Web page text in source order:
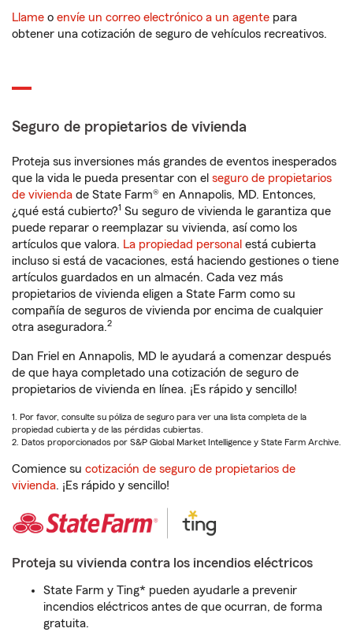
Llame o envíe un correo electrónico a un agente para
obtener una cotización de seguro de vehículos recreativos.
Seguro de propietarios de vivienda
Proteja sus inversiones más grandes de eventos inesperados
que la vida le pueda presentar con el seguro de propietarios
de vivienda de State Farm® en Annapolis, MD. Entonces,
¿qué está cubierto?1 Su seguro de vivienda le garantiza que
puede reparar o reemplazar su vivienda, así como los
artículos que valora. La propiedad personal está cubierta
incluso si está de vacaciones, está haciendo gestiones o tiene
artículos guardados en un almacén. Cada vez más
propietarios de vivienda eligen a State Farm como su
compañía de seguros de vivienda por encima de cualquier
otra aseguradora.2
Dan Friel en Annapolis, MD le ayudará a comenzar después
de que haya completado una cotización de seguro de
propietarios de vivienda en línea. ¡Es rápido y sencillo!
1. Por favor, consulte su póliza de seguro para ver una lista completa de la
propiedad cubierta y de las pérdidas cubiertas.
2. Datos proporcionados por S&P Global Market Intelligence y State Farm Archive.
Comience su cotización de seguro de propietarios de
vivienda. ¡Es rápido y sencillo!
Proteja su vivienda contra los incendios eléctricos
State Farm y Ting* pueden ayudarle a prevenir
incendios eléctricos antes de que ocurran, de forma
gratuita.